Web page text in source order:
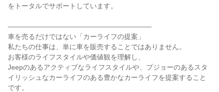
をトータルでサポートしています。
―――――――――――――――――――――
車を売るだけではない「カーライフの提案」
私たちの仕事は、単に車を販売することではありません。
お客様のライフスタイルや価値観を理解し、
Jeepのあるアクティブなライフスタイルや、プジョーのあるスタ
イリッシュなカーライフのある豊かなカーライフを提案すること
です。